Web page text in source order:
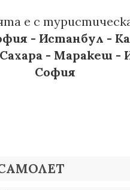
е с
- Истанбул -
- Маракеш -
София